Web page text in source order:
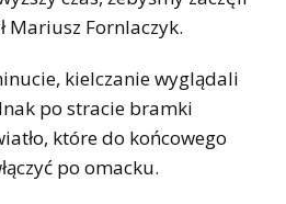
Mariusz Fornlaczyk.
kielczanie wyglądali
po stracie bramki
które do końcowego
po omacku.